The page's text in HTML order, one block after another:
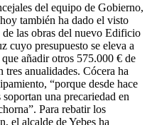
del equipo de Gobierno,
también ha dado el visto
las obras del nuevo Edificio
cuyo presupuesto se eleva a
añadir otros 575.000 € de
anualidades. Cócera ha
“porque desde hace
una precariedad en
Para rebatir los
el alcalde de Yebes ha